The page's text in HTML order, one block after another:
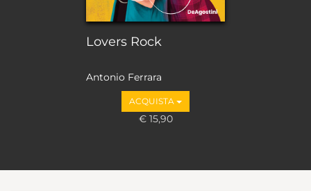
Lovers Rock
Antonio Ferrara
ACQUISTA
€ 15,90